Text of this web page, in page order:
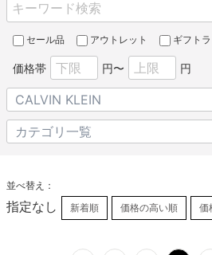
セール品 アウトレット ギフト
価格帯 円〜 円
並べ替え：
指定なし 新着順 価格の高い順 価